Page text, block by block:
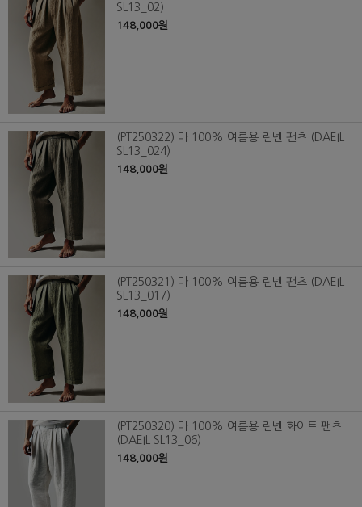
SL13_02)
148,000원
(PT250322) 마 100% 여름용 린넨 팬츠 (DAEIL
SL13_024)
148,000원
(PT250321) 마 100% 여름용 린넨 팬츠 (DAEIL
SL13_017)
148,000원
(PT250320) 마 100% 여름용 린넨 화이트 팬츠
(DAEIL SL13_06)
148,000원